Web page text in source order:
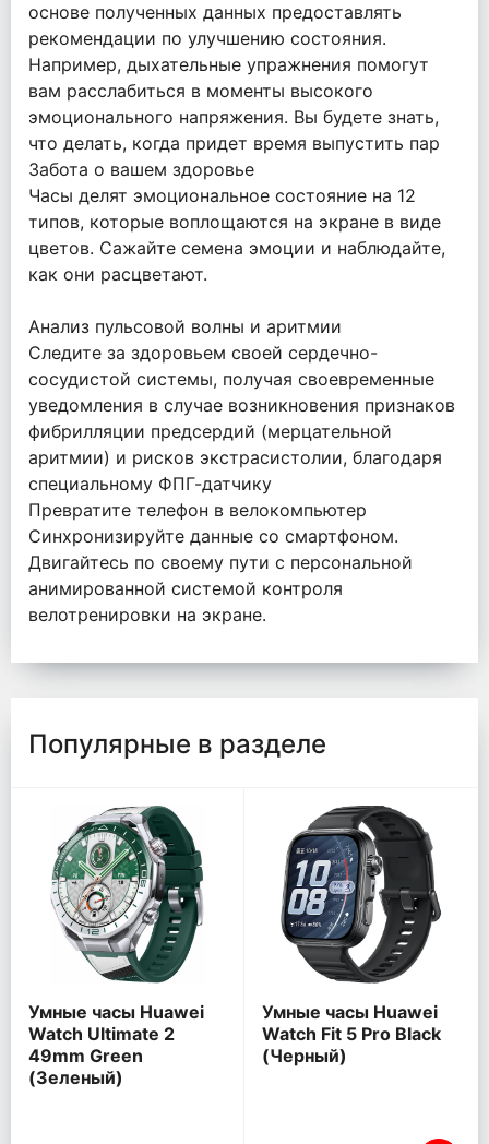
основе полученных данных предоставлять
рекомендации по улучшению состояния.
Например, дыхательные упражнения помогут
вам расслабиться в моменты высокого
эмоционального напряжения. Вы будете знать,
что делать, когда придет время выпустить пар
Забота о вашем здоровье
Часы делят эмоциональное состояние на 12
типов, которые воплощаются на экране в виде
цветов. Сажайте семена эмоции и наблюдайте,
как они расцветают.
Анализ пульсовой волны и аритмии
Следите за здоровьем своей сердечно-
сосудистой системы, получая своевременные
уведомления в случае возникновения признаков
фибрилляции предсердий (мерцательной
аритмии) и рисков экстрасистолии, благодаря
специальному ФПГ-датчику
Превратите телефон в велокомпьютер
Синхронизируйте данные со смартфоном.
Двигайтесь по своему пути с персональной
анимированной системой контроля
велотренировки на экране.
Популярные в разделе
Умные часы Huawei
Watch Ultimate 2
49mm Green
(Зеленый)
Умные часы Huawei
Watch Fit 5 Pro Black
(Черный)